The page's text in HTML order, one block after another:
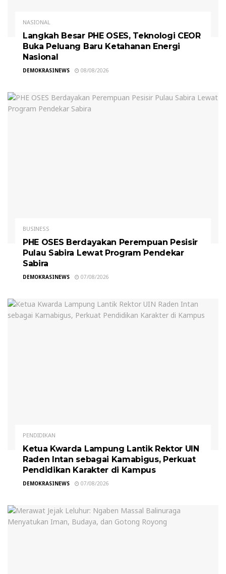
NASIONAL
Langkah Besar PHE OSES, Teknologi CEOR
Buka Peluang Baru Ketahanan Energi
Nasional
DEMOKRASINEWS 08/08/2026
BUSINESS
PHE OSES Berdayakan Perempuan Pesisir
Pulau Sabira Lewat Program Pendekar
Sabira
DEMOKRASINEWS 07/08/2026
PENDIDIKAN
Ketua Kwarda Lampung Lantik Rektor UIN
Raden Intan sebagai Kamabigus, Perkuat
Pendidikan Karakter di Kampus
DEMOKRASINEWS 07/08/2026